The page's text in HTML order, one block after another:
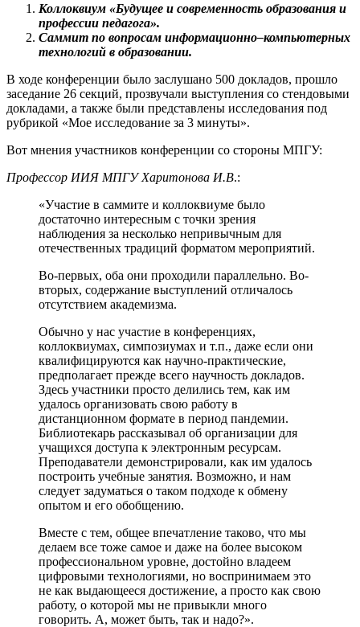
Коллоквиум «Будущее и современность образования и
профессии педагога».
Саммит по вопросам информационно–компьютерных
технологий в образовании.
В ходе конференции было заслушано 500 докладов, прошло
заседание 26 секций, прозвучали выступления со стендовыми
докладами, а также были представлены исследования под
рубрикой «Мое исследование за 3 минуты».
Вот мнения участников конференции со стороны МПГУ:
Профессор ИИЯ МПГУ Харитонова И.В.:
«Участие в саммите и коллоквиуме было
достаточно интересным с точки зрения
наблюдения за несколько непривычным для
отечественных традиций форматом мероприятий.
Во-первых, оба они проходили параллельно. Во-
вторых, содержание выступлений отличалось
отсутствием академизма.
Обычно у нас участие в конференциях,
коллоквиумах, симпозиумах и т.п., даже если они
квалифицируются как научно-практические,
предполагает прежде всего научность докладов.
Здесь участники просто делились тем, как им
удалось организовать свою работу в
дистанционном формате в период пандемии.
Библиотекарь рассказывал об организации для
учащихся доступа к электронным ресурсам.
Преподаватели демонстрировали, как им удалось
построить учебные занятия. Возможно, и нам
следует задуматься о таком подходе к обмену
опытом и его обобщению.
Вместе с тем, общее впечатление таково, что мы
делаем все тоже самое и даже на более высоком
профессиональном уровне, достойно владеем
цифровыми технологиями, но воспринимаем это
не как выдающееся достижение, а просто как свою
работу, о которой мы не привыкли много
говорить. А, может быть, так и надо?».